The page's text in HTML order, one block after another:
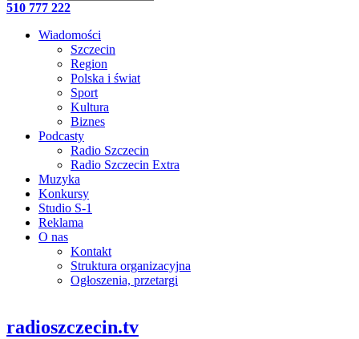
510 777 222
Wiadomości
Szczecin
Region
Polska i świat
Sport
Kultura
Biznes
Podcasty
Radio Szczecin
Radio Szczecin Extra
Muzyka
Konkursy
Studio S-1
Reklama
O nas
Kontakt
Struktura organizacyjna
Ogłoszenia, przetargi
radioszczecin.tv